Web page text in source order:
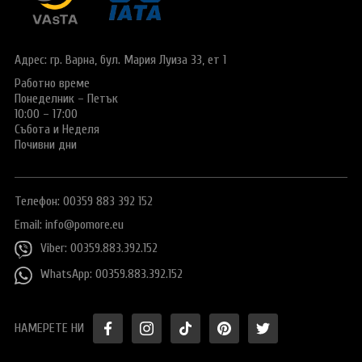
Е-ВИЗА ЗА РУСИЯ
ВИЗА за САУДИТСКА АРАБИЯ
Виза за Тайланд
Заявление за издаване на електронно разрешение за
пътуване до UK
ПОДАРЪЧЕН ВАУЧЕР ЗА ПЪТУВАНЕ
ОЩЕ
Общи условия
Политика за
поверителност
+359 883 392 152
Адрес: гр. Варна, бул. Мария Луиза 33, ет 1
Работно време
Понеделник – Петък
10:00 – 17:00
Събота и Неделя
Почивни дни
Телефон: 00359 883 392 152
Email: info@pomore.eu
Viber: 00359.883.392.152
WhatsApp: 00359.883.392.152
НАМЕРЕТЕ НИ